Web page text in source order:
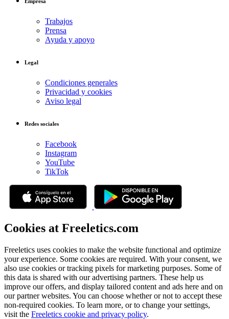
Trabajos
Prensa
Ayuda y apoyo
Legal
Condiciones generales
Privacidad y cookies
Aviso legal
Redes sociales
Facebook
Instagram
YouTube
TikTok
Cookies at Freeletics.com
Freeletics uses cookies to make the website functional and optimize
your experience. Some cookies are required. With your consent, we
also use cookies or tracking pixels for marketing purposes. Some of
this data is shared with our advertising partners. These help us
improve our offers, and display tailored content and ads here and on
our partner websites. You can choose whether or not to accept these
non-required cookies. To learn more, or to change your settings,
visit the Freeletics cookie and privacy policy.